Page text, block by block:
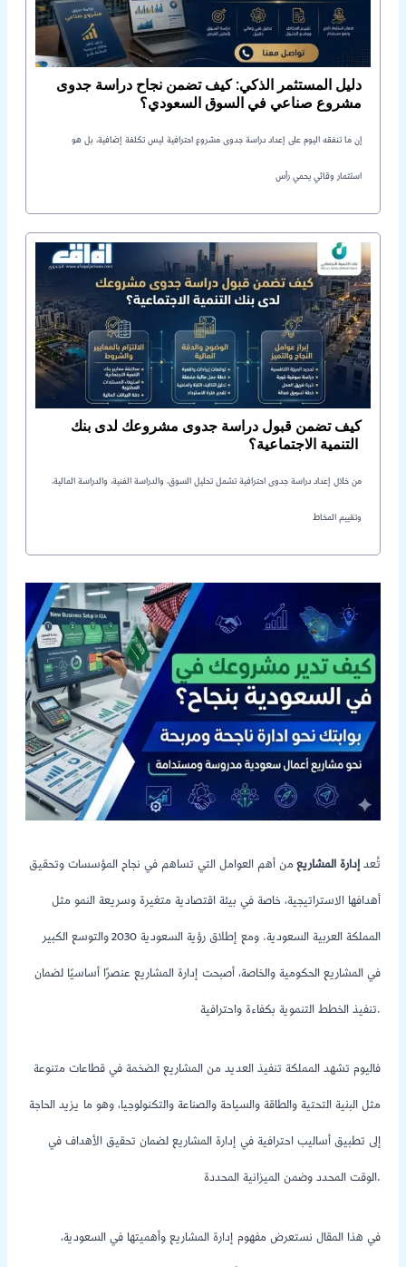
دليل المستثمر الذكي: كيف تضمن نجاح دراسة جدوى
مشروع صناعي في السوق السعودي؟
إن ما تنفقه اليوم على إعداد دراسة جدوى مشروع احترافية ليس تكلفة إضافية، بل هو
استثمار وقائي يحمي رأس
كيف تضمن قبول دراسة جدوى مشروعك لدى بنك
من خلال إعداد دراسة جدوى احترافية تشمل تحليل السوق، والدراسة الفنية، والدراسة المالية،
وتقييم المخاط
تُعد إدارة المشاريعمن أهم العوامل التي تساهم في نجاح المؤسسات وتحقيق
أهدافها الاستراتيجية، خاصة في بيئة اقتصادية متغيرة وسريعة النمو مثل
المملكة العربية السعودية. ومع إطلاق رؤية السعودية 2030 والتوسع الكبير
في المشاريع الحكومية والخاصة، أصبحت إدارة المشاريع عنصرًا أساسيًا لضمان
تنفيذ الخطط التنموية بكفاءة واحترافية.
فاليوم تشهد المملكة تنفيذ العديد من المشاريع الضخمة في قطاعات متنوعة
مثل البنية التحتية والطاقة والسياحة والصناعة والتكنولوجيا، وهو ما يزيد الحاجة
إلى تطبيق أساليب احترافية في إدارة المشاريع لضمان تحقيق الأهداف في
الوقت المحدد وضمن الميزانية المحددة.
في هذا المقال نستعرض مفهوم إدارة المشاريع وأهميتها في السعودية،